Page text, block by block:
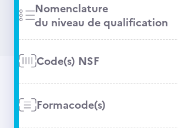
Nomenclature
du niveau de qualification
Code(s) NSF
Formacode(s)